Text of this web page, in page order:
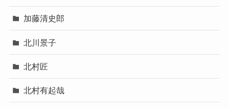
加藤清史郎
北川景子
北村匠
北村有起哉